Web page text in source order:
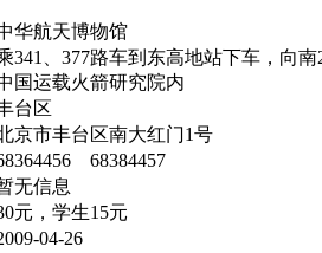
华航天博物馆
341、377路车到东高地站下车，向南
国运载火箭研究院内
台区
京市丰台区南大红门1号
68384457
无信息
元，学生15元
04-26